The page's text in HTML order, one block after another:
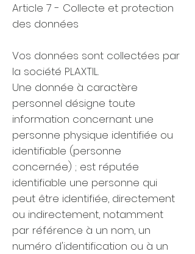
Article 7 - Collecte et protection
des données
Vos données sont collectées par
la société PLAXTIL.
Une donnée à caractère
personnel désigne toute
information concernant une
personne physique identifiée ou
identifiable (personne
concernée) ; est réputée
identifiable une personne qui
peut être identifiée, directement
ou indirectement, notamment
par référence à un nom, un
numéro d'identification ou à un